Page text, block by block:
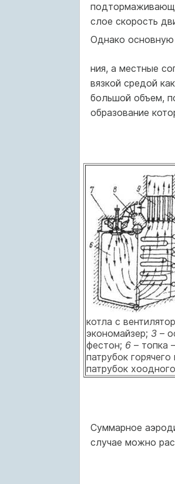
слое скорость
Однако
ния, а местные
вязкой средой
большой объем,
образование
котла с
экономайзер; 3–
фестон; 6– топка
патрубок горячего
патрубок
Суммарное
случае можно